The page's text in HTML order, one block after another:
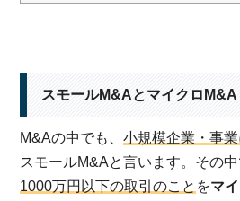
スモールM&AとマイクロM&A
M&Aの中でも、小規模企業・事
スモールM&Aと言います。その
1000万円以下の取引のこと をマ